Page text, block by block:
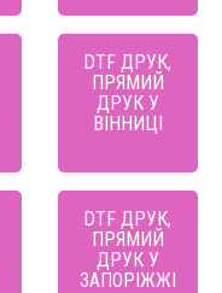
DTF ДРУК,
ПРЯМИЙ
ДРУК У
ВІННИЦІ
DTF ДРУК,
ПРЯМИЙ
ДРУК У
ЗАПОРІЖЖІ